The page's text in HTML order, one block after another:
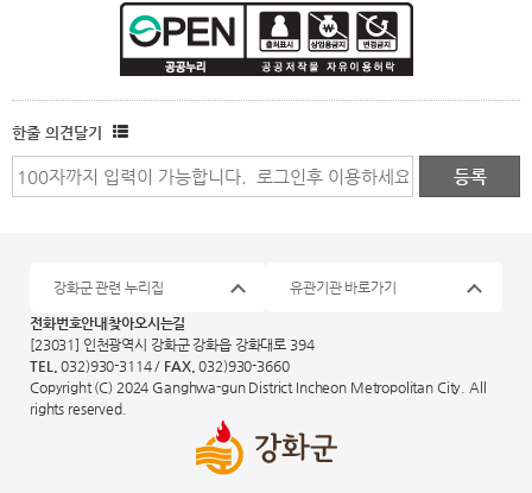
한줄 의견달기
전화번호안내 찾아오시는길
[23031] 인천광역시 강화군 강화읍 강화대로 394
TEL.
032)930-3114 / FAX. 032)930-3660
Copyright (C) 2024 Ganghwa-gun District Incheon Metropolitan City. All
rights reserved.
강화군 관련 누리집 유관기관 바로가기